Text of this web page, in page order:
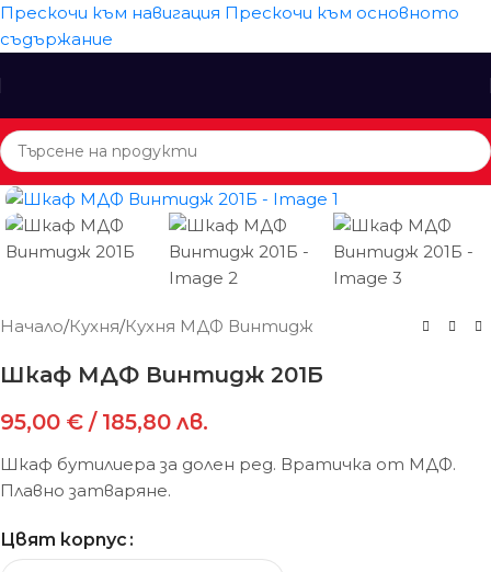
Прескочи към навигация Прескочи към основното
съдържание
Начало/Кухня/Кухня МДФ Винтидж
Шкаф МДФ Винтидж 201Б
95,00 € / 185,80 лв.
Шкаф бутилиера за долен ред. Вратичка от МДФ.
Плавно затваряне.
Цвят корпус